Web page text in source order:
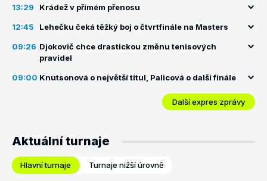
13:29 Krádež v přímém přenosu
12:45 Lehečku čeká těžký boj o čtvrtfinále na Masters
09:26 Djokovič chce drastickou změnu tenisových
pravidel
09:00 Knutsonová o největší titul, Palicová o další finále
Další expres zprávy
Aktuální turnaje
Hlavní turnaje Turnaje nižší úrovně